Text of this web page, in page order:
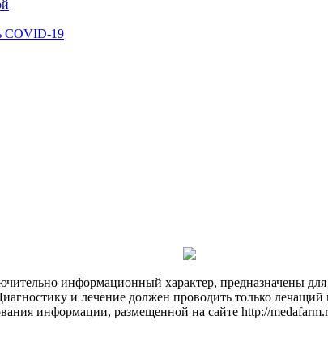
COVID-19
информационный характер, предназначены для
и лечение должен проводить только
информации, размещенной на сайте http://